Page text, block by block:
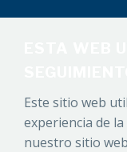
Este sitio web
experiencia de
nuestro sitio